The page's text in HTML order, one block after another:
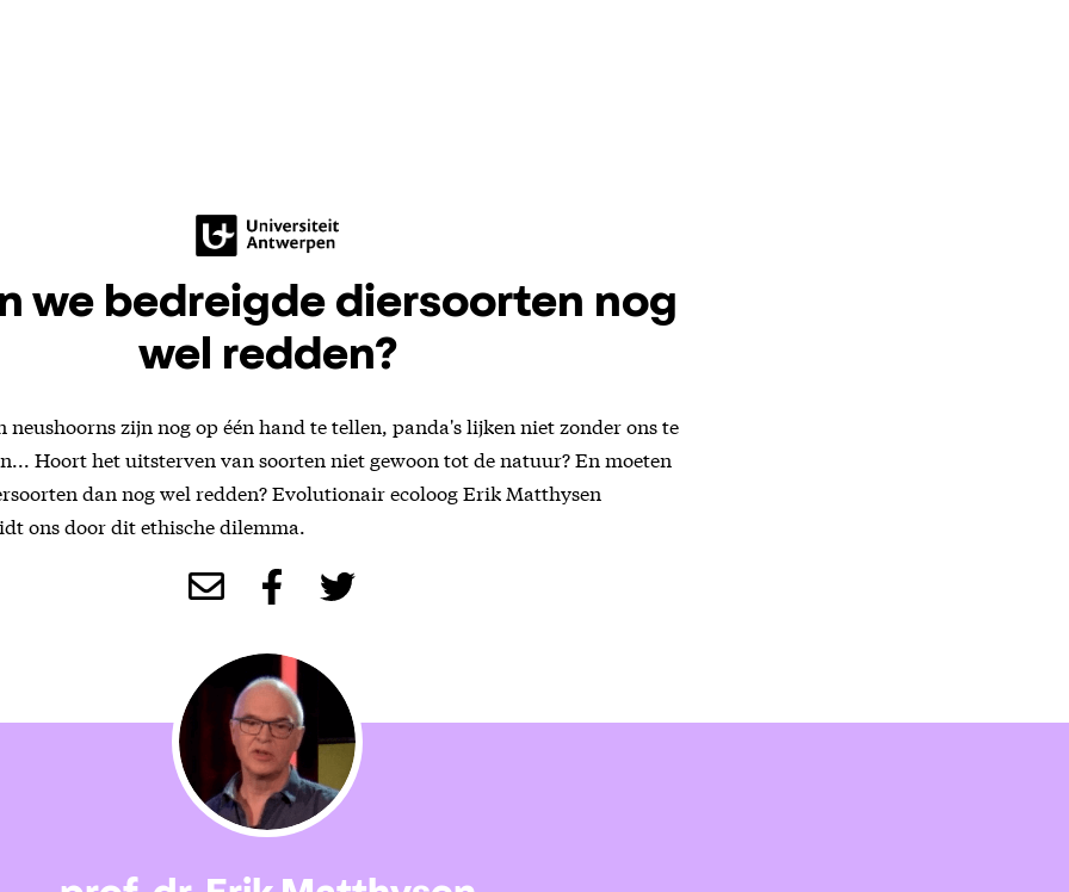
we bedreigde diersoorten nog
wel redden?
neushoorns zijn nog op één hand te tellen, panda's lijken niet zonder ons te
Hoort het uitsterven van soorten niet gewoon tot de natuur? En moeten
dan nog wel redden? Evolutionair ecoloog Erik Matthysen
ons door dit ethische dilemma.